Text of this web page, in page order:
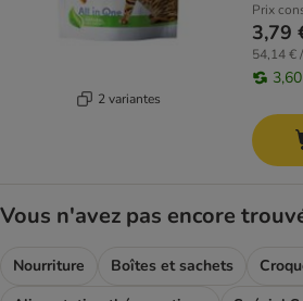
2 variantes
Prix
3,79
54,14 €
Vous n'avez pas encore
Nourriture Boîtes et sachets